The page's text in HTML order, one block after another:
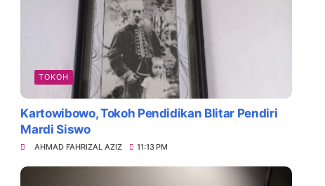
TOKOH
Kartowibowo, Tokoh Pendidikan Blitar Pendiri
Mardi Siswo
AHMAD FAHRIZAL AZIZ 11:13 PM